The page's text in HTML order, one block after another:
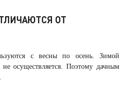
ОТ
с весны по осень. Зимой
не осуществляется. Поэтому дачным